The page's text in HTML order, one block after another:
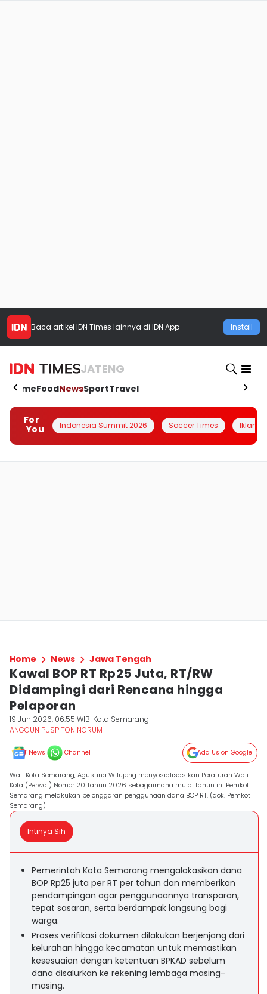
Baca artikel IDN Times lainnya di IDN App Install
JATENG
HomeFoodNewsSportTravel
For
You
Indonesia Summit 2026 Soccer Times Iklanin
Home News Jawa Tengah
Kawal BOP RT Rp25 Juta, RT/RW
Didampingi dari Rencana hingga
Pelaporan
19 Jun 2026, 06:55 WIB Kota Semarang
ANGGUN PUSPITONINGRUM
News Channel Add Us on Google
Wali Kota Semarang, Agustina Wilujeng menyosialisasikan Peraturan Wali
Kota (Perwal) Nomor 20 Tahun 2026 sebagaimana mulai tahun ini Pemkot
Semarang melakukan pelonggaran penggunaan dana BOP RT. (dok. Pemkot
Semarang)
Intinya Sih
Pemerintah Kota Semarang mengalokasikan dana
BOP Rp25 juta per RT per tahun dan memberikan
pendampingan agar penggunaannya transparan,
tepat sasaran, serta berdampak langsung bagi
warga.
Proses verifikasi dokumen dilakukan berjenjang dari
kelurahan hingga kecamatan untuk memastikan
kesesuaian dengan ketentuan BPKAD sebelum
dana disalurkan ke rekening lembaga masing-
masing.